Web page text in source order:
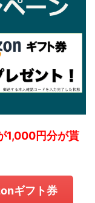
1,000円分が貰
ギフト券